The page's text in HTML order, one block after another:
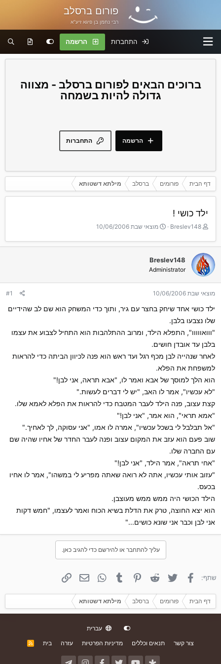
פורום ברסלב
רבי נחמן בן פיגא זיע"א
התחברות הרשמה
פורום ברסלב - מצווה
גדולה להיות בשמחה
התחברות הרשמה
דף הבית פורומים ברסלב מילתא דשטותא
ילד כושי !
T
r
e
a
d
r
e
r
Breslev148
ת
ר
ך
ה
ל
ה
מוצאי שבת 10/06/2006
Breslev148
Administrator
מוצאי שבת 10/06/2006 #1
ילד כושי אחד שיחק בחצר עם גיר, ותוך כדי המשחק הוא שם לב שהידיים
שלו נצבעו בלבן.
"ווואווווו", התפלא הילד, ומרוב ההתלהבות הוא התחיל לצבוע את עצמו
בלבן עד אובדן חושים.
לאחר שנהייה לבן מכף רגל ועד ראש הוא פנה לכיוון הביתה כדי להראות
למשפחת את הפלא.
הוא הלך למוסך של אבא ואמר לו, "אבא תראה, אני לבן!"
"לא עכשיו", אמר לו האב, "יש לי דברים לעשות."
קצת עצוב, פנה הילד לעבר המטבח כדי להראות את הפלא לאמא שלו.
"אמא תראי", הוא אמר, "אני לבן!"
"אל תבלבל לי בשכל עכשיו", אמרה לו אמו, "אני עסוקה, לך לאחיך."
שוב פעם הוא עזב את המקום עצוב ופנה לעבר החדר של אחיו שהיה שם
עם החברה שלו.
"אחי תראה", אמר הילד, "אני לבן!"
"עזוב אותי עכשיו, אתה לא רואה שאתה מפריע לי במשהו", אמר לו אחיו
בכעס.
הילד הכושי היה ממש ממש מעוצבן.
הוא יצא החוצה, טרק את הדלת בשיא הכוח ואמר לעצמו, "חמש דקות
אני לבן וכבר אני שונא כושים..."
עליך להתחבר או להירשם כדי להגיב כאן.
שתף: פייסבוק טוויטר Reddit פינטרסט Tumblr
WhatsApp
אימייל
דף הבית פורומים ברסלב מילתא דשטותא
עברית
צור קשר
תנאים וכללים מדיניות הפרטיות עזרה בית
R